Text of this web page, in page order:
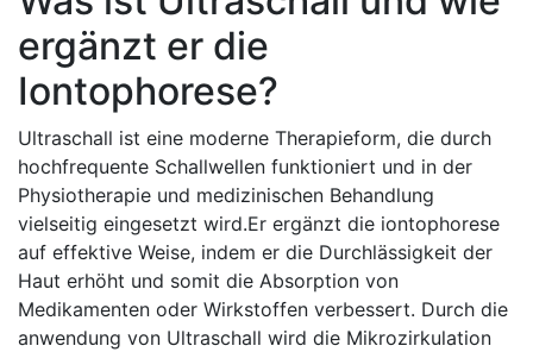
⁤ergänzt er⁤ die
Iontophorese?
Ultraschall⁤ ist​ eine moderne Therapieform, die durch
hochfrequente ‍Schallwellen​ funktioniert ​und‍ in der
⁤Physiotherapie⁤ und medizinischen Behandlung
vielseitig eingesetzt​ wird.Er ⁣ergänzt‌ die iontophorese
auf effektive Weise, indem er die Durchlässigkeit der
Haut erhöht ‍und somit die Absorption von⁢
Medikamenten oder Wirkstoffen verbessert. Durch⁣ die‍
anwendung von Ultraschall wird ⁤die​ Mikrozirkulation